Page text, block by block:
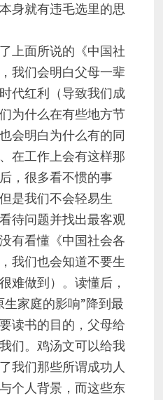
身就有违毛选里的思
上面所说的《中国社
我们会明白父母一辈
代红利（导致我们成
为什么在有些地方节
会明白为什么有的同
在工作上会有这样那
，很多看不惯的事
是我们不会轻易生
待问题并找出最客观
有看懂《中国社会各
我们也会知道不要生
难做到）。读懂后，
家庭的影响”降到最
读书的目的，父母给
们。鸡汤文可以给我
我们那些所谓成功人
个人背景，而这些东